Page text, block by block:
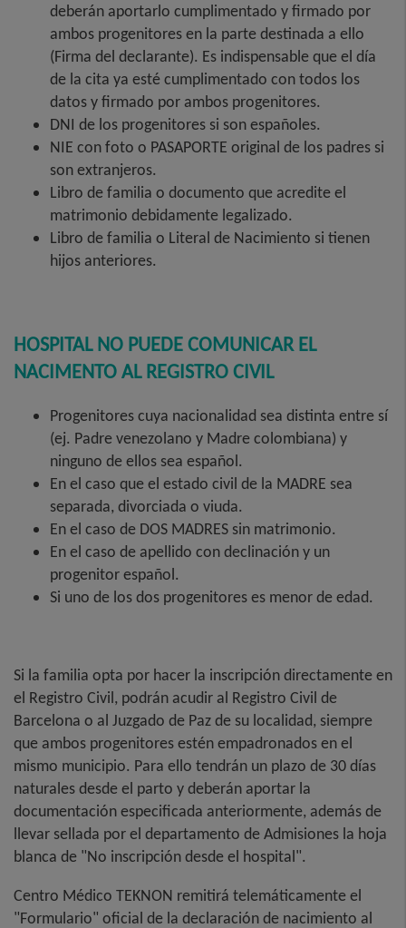
deberán aportarlo cumplimentado y firmado por
ambos progenitores en la parte destinada a ello
(Firma del declarante). Es indispensable que el día
de la cita ya esté cumplimentado con todos los
datos y firmado por ambos progenitores.
DNI de los progenitores si son españoles.
NIE con foto o PASAPORTE original de los padres si
son extranjeros.
Libro de familia o documento que acredite el
matrimonio debidamente legalizado.
Libro de familia o Literal de Nacimiento si tienen
hijos anteriores.
HOSPITAL NO PUEDE COMUNICAR EL
NACIMENTO AL REGISTRO CIVIL
Progenitores cuya nacionalidad sea distinta entre sí
(ej. Padre venezolano y Madre colombiana) y
ninguno de ellos sea español.
En el caso que el estado civil de la MADRE sea
separada, divorciada o viuda.
En el caso de DOS MADRES sin matrimonio.
En el caso de apellido con declinación y un
progenitor español.
Si uno de los dos progenitores es menor de edad.
Si la familia opta por hacer la inscripción directamente en
el Registro Civil, podrán acudir al Registro Civil de
Barcelona o al Juzgado de Paz de su localidad, siempre
que ambos progenitores estén empadronados en el
mismo municipio. Para ello tendrán un plazo de 30 días
naturales desde el parto y deberán aportar la
documentación especificada anteriormente, además de
llevar sellada por el departamento de Admisiones la hoja
blanca de "No inscripción desde el hospital".
Centro Médico TEKNON remitirá telemáticamente el
"Formulario" oficial de la declaración de nacimiento al